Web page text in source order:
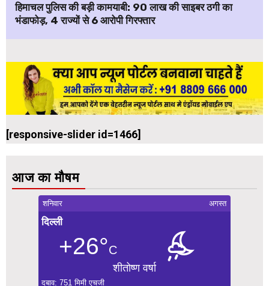
हिमाचल पुलिस की बड़ी कामयाबी: ₹90 लाख की साइबर ठगी का
भंडाफोड़, 4 राज्यों से 6 आरोपी गिरफ्तार
[responsive-slider id=1466]
आज का मौषम
शनिवार अगस्त
दिल्ली
+26°C
शीतोष्ण वर्षा
दबाव: 751 मिमी एचजी